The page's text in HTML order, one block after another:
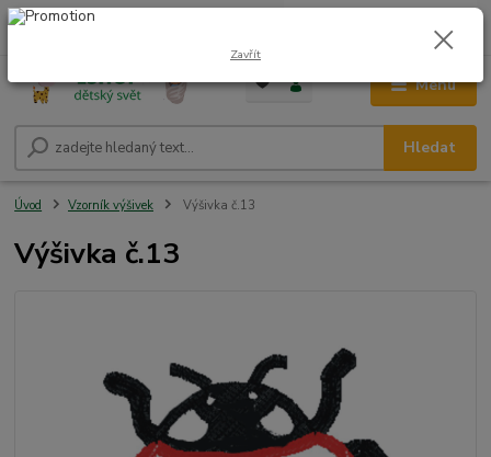
Menu
Hledat
+420 604 278 943 0,00 Kč
Úvod Vzorník výšivek Výšivka č.13
Výšivka č.13
Zavřít